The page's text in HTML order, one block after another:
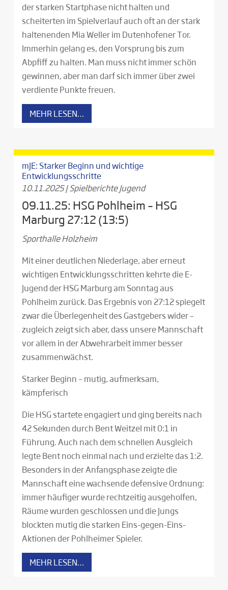
der starken Startphase nicht halten und
scheiterten im Spielverlauf auch oft an der stark
haltenenden Mia Weller im Dutenhofener Tor.
Immerhin gelang es, den Vorsprung bis zum
Abpfiff zu halten. Man muss nicht immer schön
gewinnen, aber man darf sich immer über zwei
verdiente Punkte freuen.
MEHR LESEN…
mJE: Starker Beginn und wichtige
Entwicklungsschritte
10.11.2025|Spielberichte Jugend
09.11.25: HSG Pohlheim – HSG
Marburg 27:12 (13:5)
Sporthalle Holzheim
Mit einer deutlichen Niederlage, aber erneut
wichtigen Entwicklungsschritten kehrte die E-
Jugend der HSG Marburg am Sonntag aus
Pohlheim zurück. Das Ergebnis von 27:12 spiegelt
zwar die Überlegenheit des Gastgebers wider –
zugleich zeigt sich aber, dass unsere Mannschaft
vor allem in der Abwehrarbeit immer besser
zusammenwächst.
Starker Beginn – mutig, aufmerksam,
kämpferisch
Die HSG startete engagiert und ging bereits nach
42 Sekunden durch Bent Weitzel mit 0:1 in
Führung. Auch nach dem schnellen Ausgleich
legte Bent noch einmal nach und erzielte das 1:2.
Besonders in der Anfangsphase zeigte die
Mannschaft eine wachsende defensive Ordnung:
immer häufiger wurde rechtzeitig ausgeholfen,
Räume wurden geschlossen und die Jungs
blockten mutig die starken Eins-gegen-Eins-
Aktionen der Pohlheimer Spieler.
MEHR LESEN…